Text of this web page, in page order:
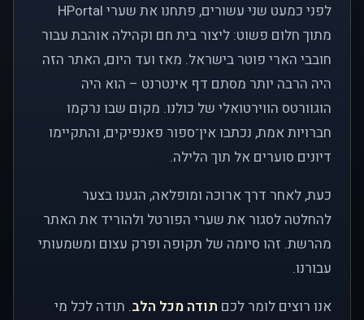
לפני כמעט שני עשורים, פתחנו את שערי HPortal
מתוך חלום פשוט: ליצור בית חם וקהילה אוהבת עבור
חובבי הארי פוטר בישראל. מאז ועד היום, האתר הזה
היה הרבה יותר מסתם דף אינטרנט – הוא היה
הוגוורטס הווירטואלי של כולנו. מקום שבו נרקמו
חברויות אמת, נכתבו אין־ספור פאנפיקים, והתקיימו
דיונים סוערים אל תוך הלילה.
כעת, לאחר דרך ארוכה ומופלאה, הגענו בצער
להחלטה לסגור את שערי הפורטל ולהוריד את האתר
מהרשת. זהו סיומה של תקופה ופרק עצום ומשמעותי
עבורנו.
אנו רוצים לומר לכם תודה מכל הלב. תודה לכל מי